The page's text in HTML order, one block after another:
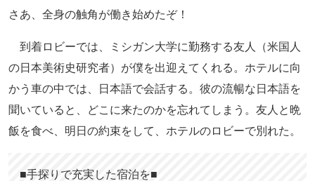
さあ、全身の触角が働き始めたぞ！
到着ロビーでは、ミシガン大学に勤務する友人（米国人
の日本美術史研究者）が僕を出迎えてくれる。ホテルに向
かう車の中では、日本語で会話する。彼の流暢な日本語を
聞いていると、どこに来たのかを忘れてしまう。友人と晩
飯を食べ、明日の約束をして、ホテルのロビーで別れた。
■手探りで充実した宿泊を■